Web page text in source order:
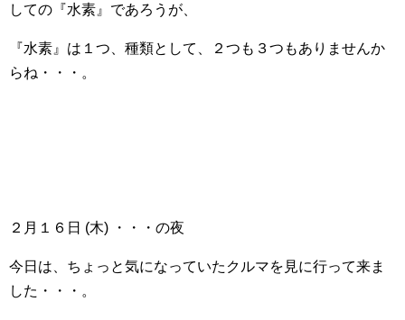
しての『水素』であろうが、
『水素』は１つ、種類として、２つも３つもありませんか
らね・・・。
２月１６日 (木) ・・・の夜
今日は、ちょっと気になっていたクルマを見に行って来ま
した・・・。